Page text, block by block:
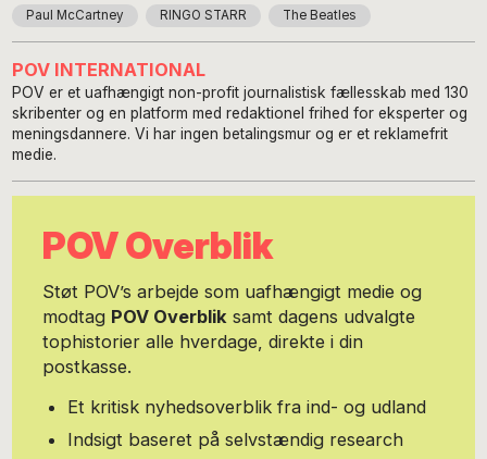
Paul McCartney RINGO STARR The Beatles
POV INTERNATIONAL
POV er et uafhængigt non-profit journalistisk fællesskab med 130
skribenter og en platform med redaktionel frihed for eksperter og
meningsdannere. Vi har ingen betalingsmur og er et reklamefrit
medie.
POV Overblik
Støt POV’s arbejde som uafhængigt medie og
modtag POV Overbliksamt dagens udvalgte
tophistorier alle hverdage, direkte i din
postkasse.
Et kritisk nyhedsoverblik fra ind- og udland
Indsigt baseret på selvstændig research